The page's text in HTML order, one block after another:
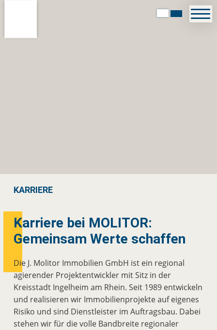
KARRIERE
Karriere bei MOLITOR:
Gemeinsam Werte schaffen
Die J. Molitor Immobilien GmbH ist ein regional
agierender Projektentwickler mit Sitz in der
Kreisstadt Ingelheim am Rhein. Seit 1989 entwickeln
und realisieren wir Immobilienprojekte auf eigenes
Risiko und sind Dienstleister im Auftragsbau. Dabei
stehen wir für die volle Bandbreite regionaler